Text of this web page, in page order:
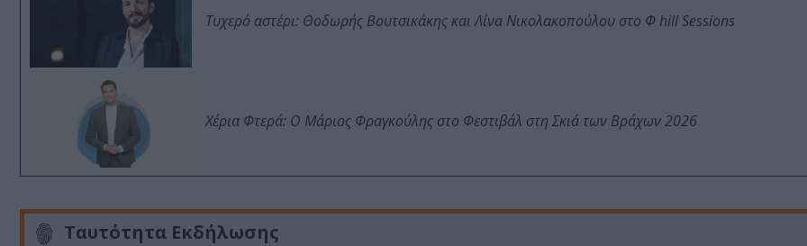
Τυχερό αστέρι: Θοδωρής Βουτσικάκης και Λίνα Νικολακοπούλου στο Φ hill Sessions
Χέρια Φτερά: Ο Μάριος Φραγκούλης στο Φεστιβάλ στη Σκιά των Βράχων 2026
Ταυτότητα Εκδήλωσης